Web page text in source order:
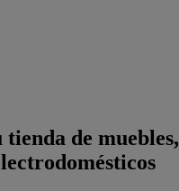
de muebles,